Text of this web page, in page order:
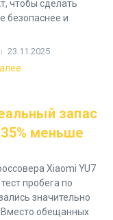
чтобы сделать
безопаснее и
23.11.2025
запас
меньше
Xiaomi YU7
пробега по
значительно
обещанных